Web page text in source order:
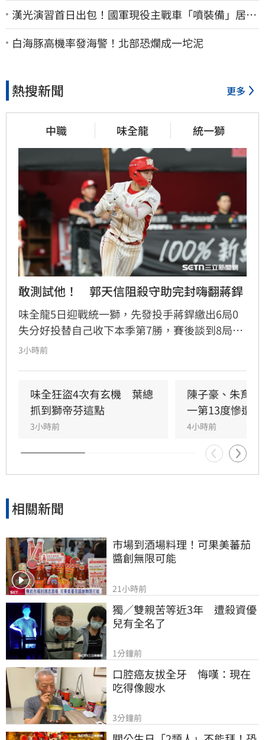
漢光演習首日出包！國軍現役主戰車「噴裝備」居民
撿到零件…軍方說話了
白海豚高機率發海警！北部恐爛成一坨泥
熱搜新聞 更多
中職 味全龍 統一獅
敢測試他！　郭天信阻殺守助完封嗨翻蔣銲
味全龍5日迎戰統一獅，先發投手蔣銲繳出6局0
失分好投替自己收下本季第7勝，賽後談到8局上
郭天信的關鍵阻殺替味全守住完封勝，蔣銲也直
3小時前
味全狂盜4次有玄機　葉總
抓到獅帝芬這點
3小時前
陳子豪、朱育
一第13度慘遭
4小時前
相關新聞
市場到酒場料理！可果美蕃茄
醬創無限可能
21小時前
獨／雙親苦等近3年　遭殺資優
兒有全名了
1分鐘前
口腔癌友拔全牙　悔嘆：現在
吃得像餿水
3分鐘前